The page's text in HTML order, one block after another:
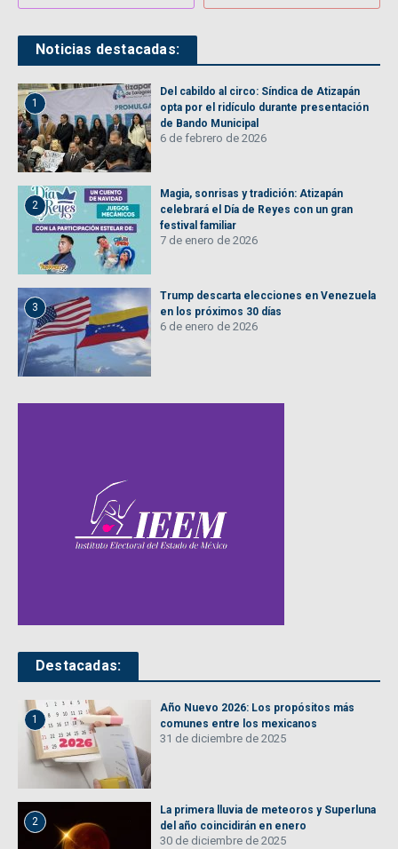
Noticias destacadas:
1
Del cabildo al circo: Síndica de Atizapán
opta por el ridículo durante presentación
de Bando Municipal
6 de febrero de 2026
2
Magia, sonrisas y tradición: Atizapán
celebrará el Día de Reyes con un gran
festival familiar
7 de enero de 2026
3
Trump descarta elecciones en Venezuela
en los próximos 30 días
6 de enero de 2026
Destacadas:
1
Año Nuevo 2026: Los propósitos más
comunes entre los mexicanos
31 de diciembre de 2025
2
La primera lluvia de meteoros y Superluna
del año coincidirán en enero
30 de diciembre de 2025